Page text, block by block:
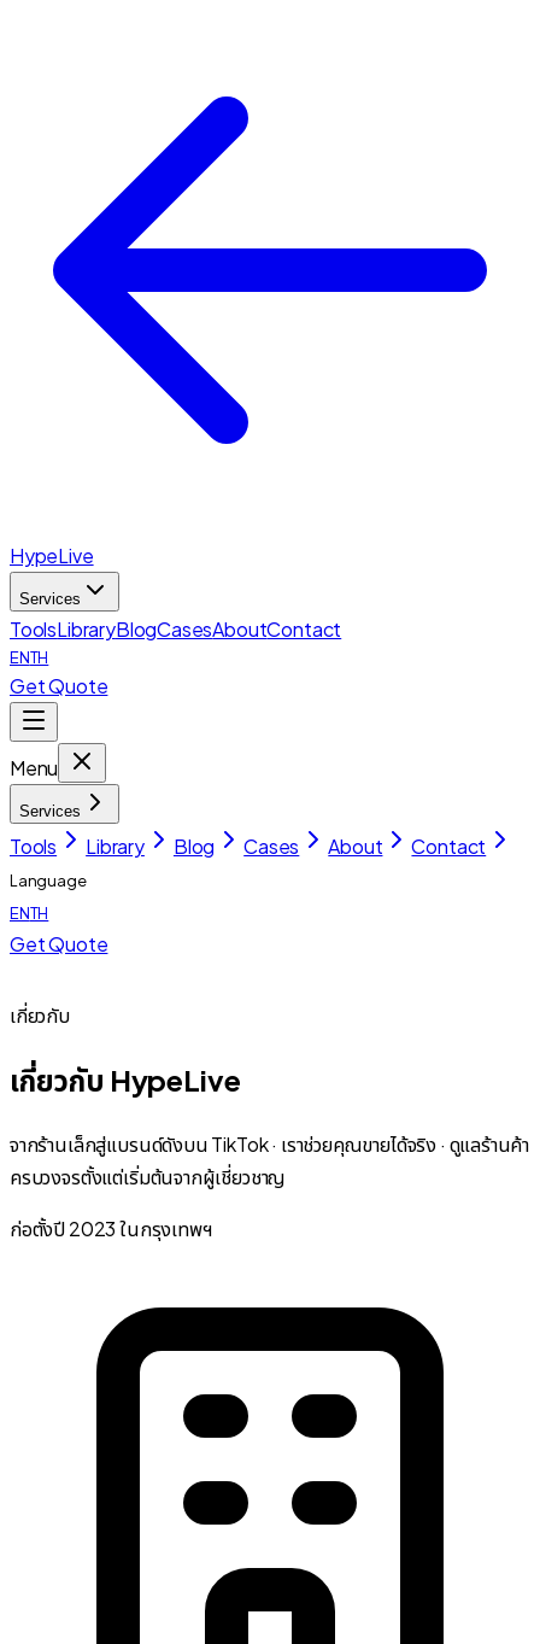
HypeLive
Services
ToolsLibraryBlogCasesAboutContact
ENTH
Get Quote
Menu
Services
Tools Library Blog Cases About Contact
Language
ENTH
Get Quote
เกี่ยวกับ
เกี่ยวกับ HypeLive
จากร้านเล็กสู่แบรนด์ดังบน TikTok · เราช่วยคุณขายได้จริง · ดูแลร้านค้า
ครบวงจรตั้งแต่เริ่มต้นจากผู้เชี่ยวชาญ
ก่อตั้งปี 2023 ในกรุงเทพฯ